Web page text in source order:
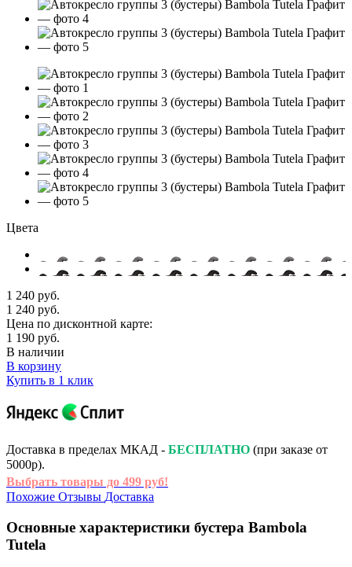
Цвета
1 240 руб.
1 240 руб.
Цена по дисконтной карте:
1 190 руб.
В наличии
В корзину
Купить в 1 клик
Доставка в пределах МКАД - БЕСПЛАТНО (при заказе от
5000р).
Выбрать товары до 499 руб!
Похожие Отзывы Доставка
Основные характеристики бустера Bambola
Tutela